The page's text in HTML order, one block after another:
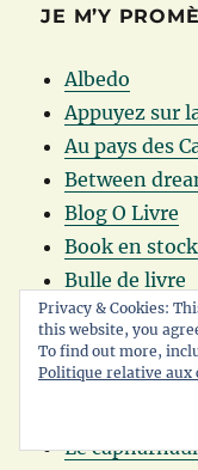
JE M’Y
Albedo
Appuyez sur
Au pays des
Between
Blog O Livre
Book en stock
Bulle de livre
De livres en
233°C
La Licorne
Le
Privacy & Cookies:
this website, you
To find out more,
Politique relative aux